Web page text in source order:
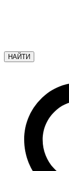
НАЙТИ